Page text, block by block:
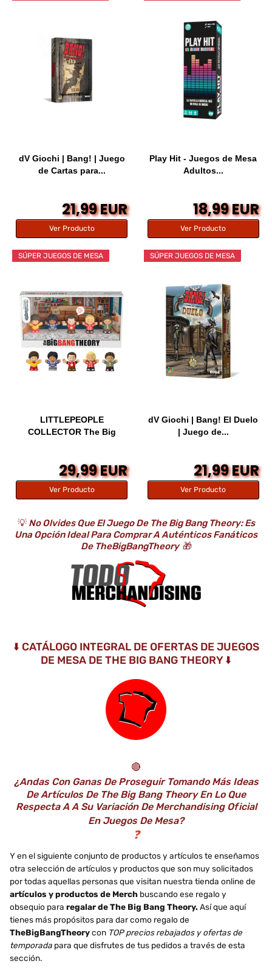
dV Giochi | Bang! | Juego
de Cartas para...
21,99 EUR
Ver Producto
Play Hit - Juegos de Mesa
Adultos...
18,99 EUR
Ver Producto
SÚPER JUEGOS DE MESA
LITTLEPEOPLE
COLLECTOR The Big
29,99 EUR
Ver Producto
SÚPER JUEGOS DE MESA
dV Giochi | Bang! El Duelo
| Juego de...
21,99 EUR
Ver Producto
💡No Olvides Que El Juego De The Big Bang Theory: Es
Una Opción Ideal Para Comprar A Auténticos Fanáticos
De TheBigBangTheory 🎁
⬇️ CATÁLOGO INTEGRAL DE OFERTAS DE JUEGOS
DE MESA DE THE BIG BANG THEORY ⬇️
🔴
¿Andas Con Ganas De Proseguir Tomando Más Ideas
De Artículos De The Big Bang Theory En Lo Que
Respecta A A Su Variación De Merchandising Oficial
En Juegos De Mesa?
❓
Y en el siguiente conjunto de productos y artículos te enseñamos
otra selección de artículos y productos que son muy solicitados
por todas aquellas personas que visitan nuestra tienda online de
artículos y productos de Merch buscando ese regalo y
obsequio para regalar de The Big Bang Theory.Así que aquí
tienes más propósitos para dar como regalo de
TheBigBangTheorycon TOP precios rebajados y ofertas de
temporada para que disfrutes de tus pedidos a través de esta
sección.